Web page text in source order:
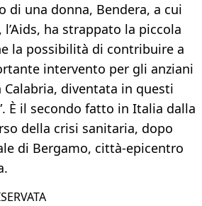
di una donna, Bendera, a cui
l’Aids, ha strappato la piccola
la possibilità di contribuire a
intervento per gli anziani
diventata in questi
È il secondo fatto in Italia dalla
della crisi sanitaria, dopo
di Bergamo, città-epicentro